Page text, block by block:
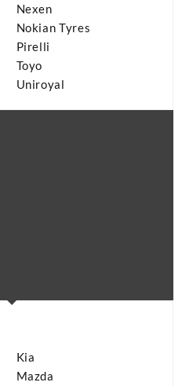
Nexen
Nokian Tyres
Pirelli
Toyo
Uniroyal
Kia
Mazda